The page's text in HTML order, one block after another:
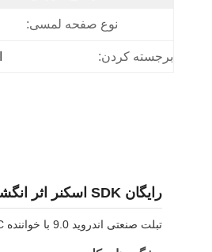
نوع صفحه لمسی:
برجسته کردن:
رایگان SDK اسکنر اثر انگشت بیومتریک تبلت صنعتی محکم
تبلت صنعتی اندروید 9.0 با خواننده NFC، طراحی شده برای محیط های سخت با درجه IP65 ضد آب و ساخت مقاوم.